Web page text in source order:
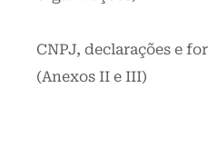
CNPJ, declarações e
(Anexos II e III)